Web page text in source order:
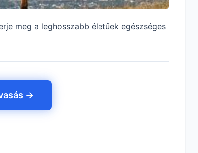
meg a leghosszabb életűek egészséges
→